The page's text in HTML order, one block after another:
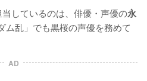
しているのは、俳優・声優の永
ム乱」でも黒桜の声優を務めて
AD